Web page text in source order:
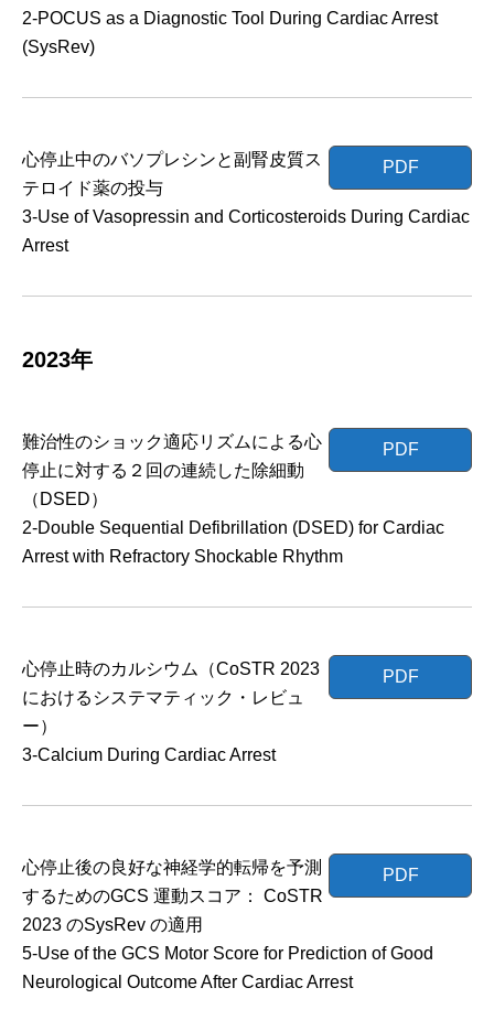
2-POCUS as a Diagnostic Tool During Cardiac Arrest
(SysRev)
PDF
心停止中のバソプレシンと副腎皮質ス
テロイド薬の投与
3-Use of Vasopressin and Corticosteroids During Cardiac
Arrest
2023年
PDF
難治性のショック適応リズムによる心
停止に対する２回の連続した除細動
（DSED）
2-Double Sequential Defibrillation (DSED) for Cardiac
Arrest with Refractory Shockable Rhythm
PDF
心停止時のカルシウム（CoSTR 2023
におけるシステマティック・レビュ
ー）
3-Calcium During Cardiac Arrest
PDF
心停止後の良好な神経学的転帰を予測
するためのGCS 運動スコア： CoSTR
2023 のSysRev の適用
5-Use of the GCS Motor Score for Prediction of Good
Neurological Outcome After Cardiac Arrest